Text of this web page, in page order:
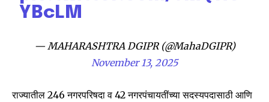
YBcLM
— MAHARASHTRA DGIPR (@MahaDGIPR)
November 13, 2025
राज्यातील 246 नगरपरिषदा व 42 नगरपंचायतींच्या सदस्यपदासाठी आणि